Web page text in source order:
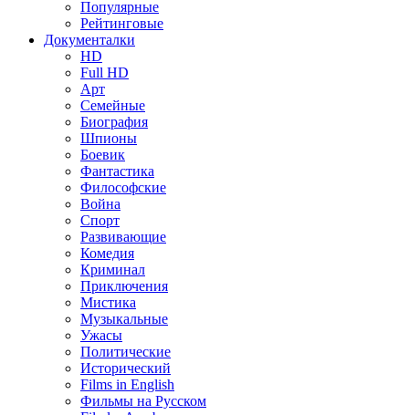
Популярные
Рейтинговые
Документалки
HD
Full HD
Арт
Семейные
Биография
Шпионы
Боевик
Фантастика
Философские
Война
Спорт
Развивающие
Комедия
Криминал
Приключения
Мистика
Музыкальные
Ужасы
Политические
Исторический
Films in English
Фильмы на Русском